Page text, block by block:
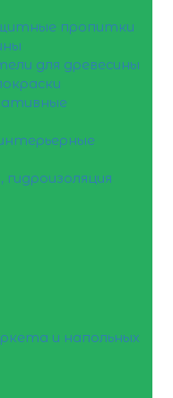
пропитки
для древесины
гидроизоляция
и напольных